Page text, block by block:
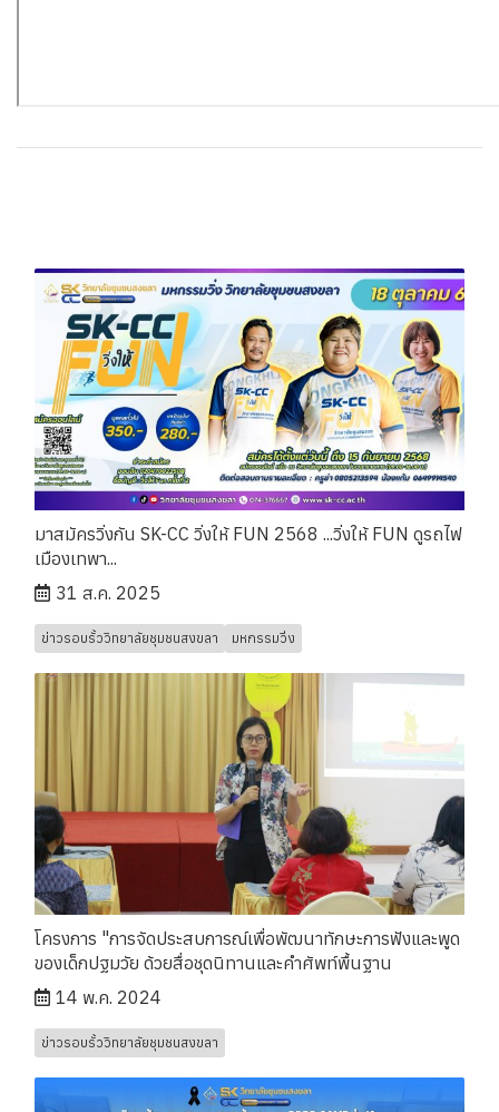
มาสมัครวิ่งกัน SK-CC วิ่งให้ FUN 2568 ...วิ่งให้ FUN ดูรถไฟ
เมืองเทพา...
31 ส.ค. 2025
ข่าวรอบรั้ววิทยาลัยชุมชนสงขลา มหกรรมวิ่ง
โครงการ "การจัดประสบการณ์เพื่อพัฒนาทักษะการฟังและพูด
ของเด็กปฐมวัย ด้วยสื่อชุดนิทานและคำศัพท์พื้นฐาน
14 พ.ค. 2024
ข่าวรอบรั้ววิทยาลัยชุมชนสงขลา